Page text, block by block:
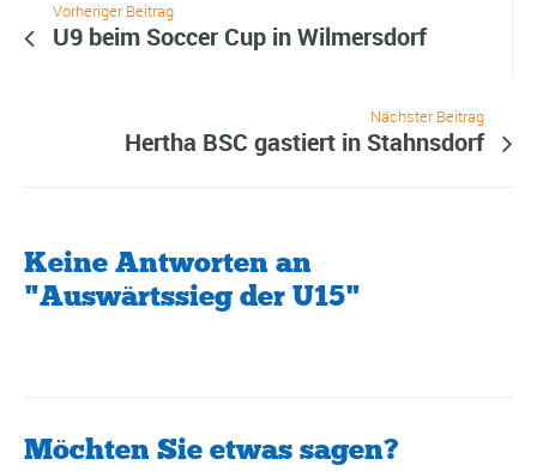
Vorheriger Beitrag
U9 beim Soccer Cup in Wilmersdorf
Nächster Beitrag
Hertha BSC gastiert in Stahnsdorf
Keine Antworten an
"Auswärtssieg der U15"
Möchten Sie etwas sagen?